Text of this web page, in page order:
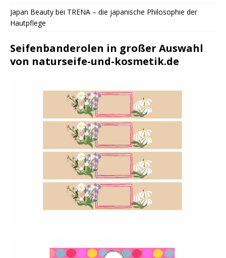
Japan Beauty bei TRENA – die japanische Philosophie der
Hautpflege
Seifenbanderolen in großer Auswahl
von naturseife-und-kosmetik.de